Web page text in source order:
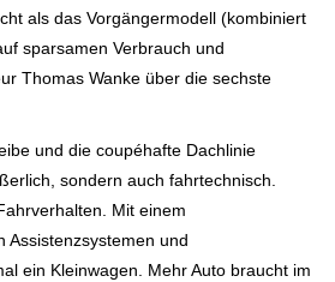
als das Vorgängermodell (kombiniert
sparsamen Verbrauch und
Thomas Wanke über die sechste
und die coupéhafte Dachlinie
sondern auch fahrtechnisch.
Mit einem
Assistenzsystemen und
ein Kleinwagen. Mehr Auto braucht im